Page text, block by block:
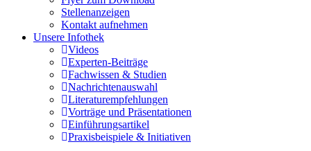
Stellenanzeigen
Kontakt aufnehmen
Unsere Infothek
Videos
Experten-Beiträge
Fachwissen & Studien
Nachrichtenauswahl
Literaturempfehlungen
Vorträge und Präsentationen
Einführungsartikel
Praxisbeispiele & Initiativen